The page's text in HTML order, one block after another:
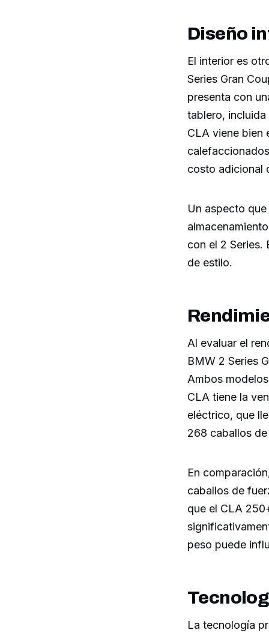
Diseño
El interior es
Series Gran
presenta con
tablero,
CLA viene bien
costo adicional
Un aspecto
con el 2 Series.
de estilo.
Al evaluar el
BMW 2 Series
Ambos
CLA tiene la
eléctrico, que
268 caballos
En
caballos de
que el CLA
peso puede
La tecnología